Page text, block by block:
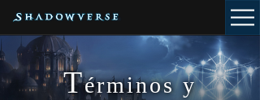
Términos y